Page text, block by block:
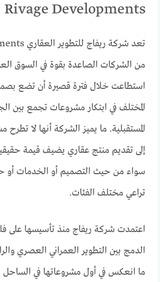
Rivage Developments
من الشركات الصاعدة بقوة في السوق
استطاعت خلال فترة قصيرة أن تضع
المختلف في ابتكار مشروعات تجمع بين
المستقبلية. ما يميز الشركة أنها لا
إلى تقديم منتج عقاري يضيف قيمة
سواء من حيث التصميم أو الخدمات أو
تراعي مختلف الفئات.
اعتمدت شركة ريفاج منذ تأسيسها على
الدمج بين التطوير العمراني العصري
ما انعكس في أول مشروعاتها في الساحل